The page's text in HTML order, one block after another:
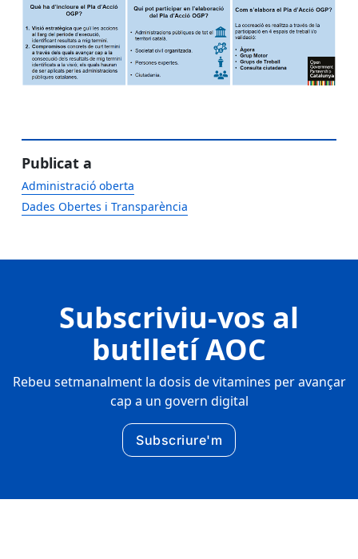
Publicat a
Administració oberta
Dades Obertes i Transparència
Subscriviu-vos al
butlletí AOC
Rebeu setmanalment la dosis de vitamines per avançar
cap a un govern digital
Subscriure'm